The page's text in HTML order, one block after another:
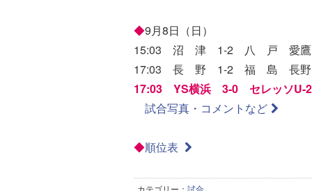
◆9月8日（日）
15:03 沼 津 1-2 八 戸 愛
17:03 長 野 1-2 福 島 長野
17:03 YS横浜 3-0 セレッソU-
試合写真・コメントなど
◆順位表
カテゴリー： 試合